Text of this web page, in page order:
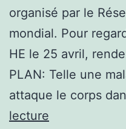
organisé par le
mondial. Pour
HE le 25 avril,
PLAN: Telle une
attaque le corps
lecture